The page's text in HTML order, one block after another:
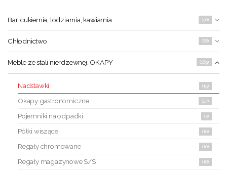
Bar, cukiernia, lodziarnia, kawiarnia (50)
Chłodnictwo (68)
Meble ze stali nierdzewnej, OKAPY (169)
Nadstawki (15)
Okapy gastronomiczne (27)
Pojemniki na odpadki (2)
Półki wiszące (10)
Regały chromowane (10)
Regały magazynowe S/S (18)